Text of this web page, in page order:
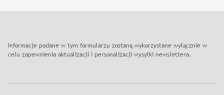
Informacje podane w tym formularzu zostaną wykorzystane wyłącznie w
celu zapewnienia aktualizacji i personalizacji wysyłki newslettera.